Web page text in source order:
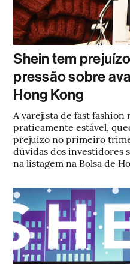
Shein tem
pressão sobre
Hong Kong
A varejista de fast
praticamente estável,
prejuízo no primeiro
dúvidas dos investidores
na listagem na Bolsa de